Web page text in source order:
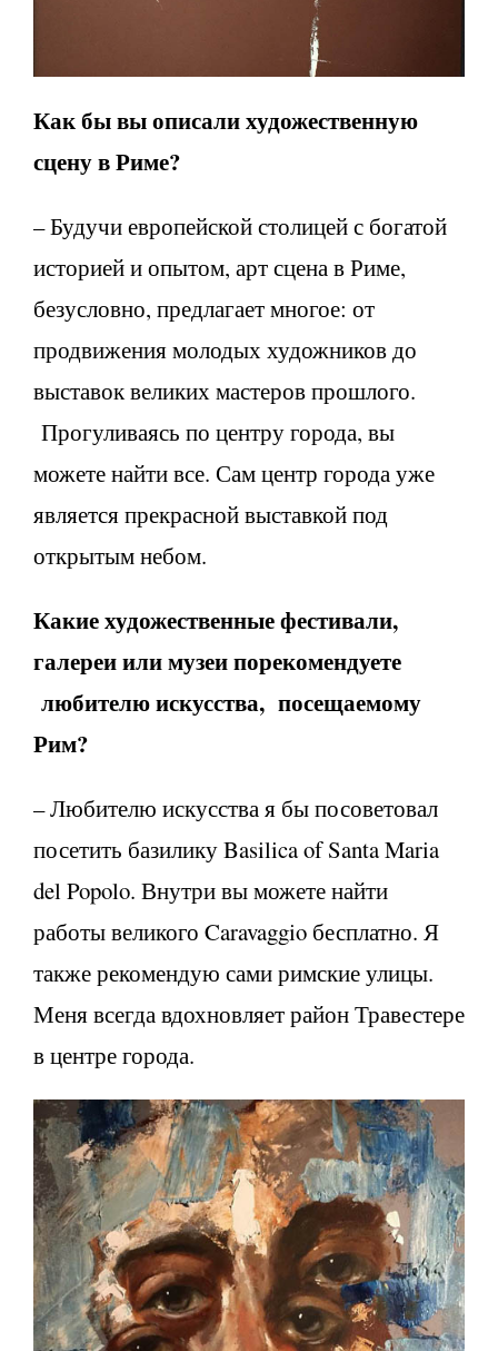
Как бы вы описали художественную
сцену в Риме?
– Будучи европейской столицей с богатой
историей и опытом, арт сцена в Риме,
безусловно, предлагает многое: от
продвижения молодых художников до
выставок великих мастеров прошлого.
Прогуливаясь по центру города, вы
можете найти все. Сам центр города уже
является прекрасной выставкой под
открытым небом.
Какие художественные фестивали,
галереи или музеи порекомендуете
любителю искусства, посещаемому
Рим?
– Любителю искусства я бы посоветовал
посетить базилику Basilica of Santa Maria
del Popolo. Внутри вы можете найти
работы великого Caravaggio бесплатно. Я
также рекомендую сами римские улицы.
Меня всегда вдохновляет район Травестере
в центре города.